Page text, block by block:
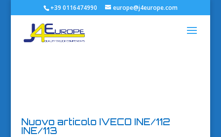
+39 0116474990 europe@j4europe.com
Nuovo articolo IVECO INE/112
INE/113